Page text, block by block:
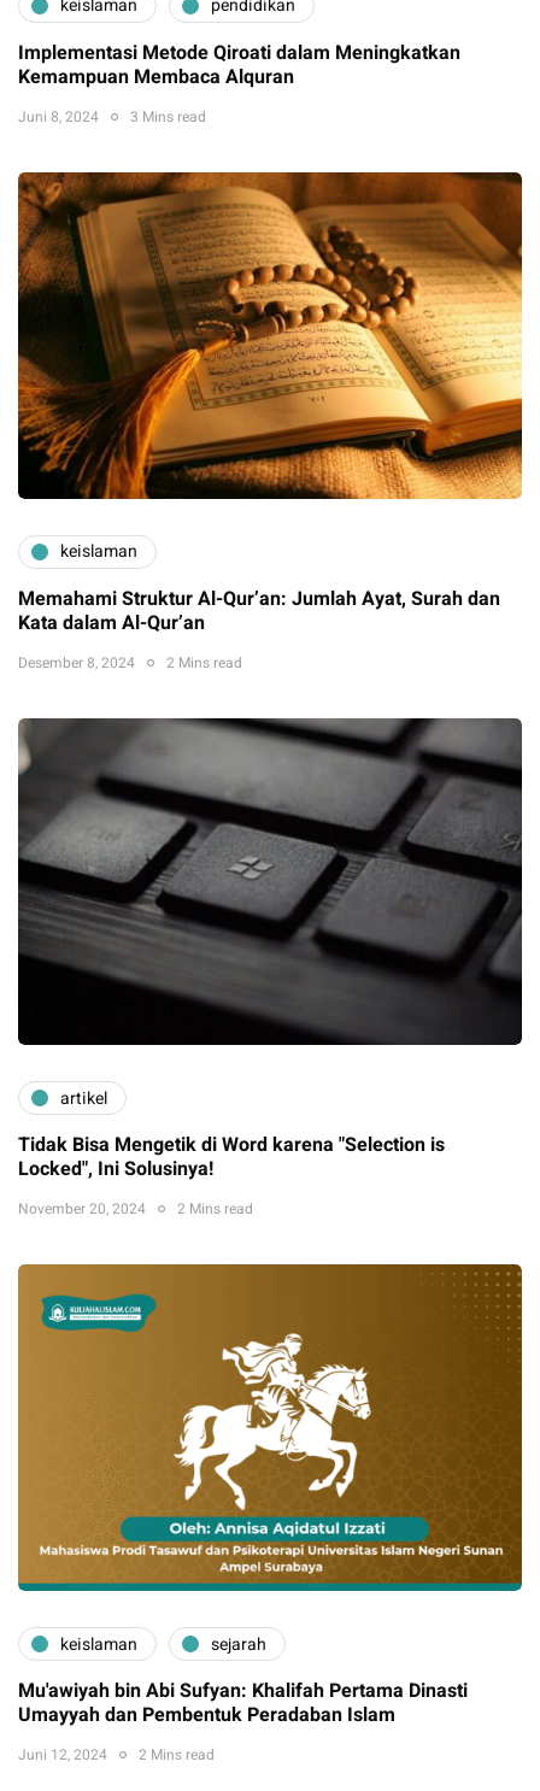
keislaman pendidikan
Implementasi Metode Qiroati dalam Meningkatkan
Kemampuan Membaca Alquran
Juni 8, 2024 3 Mins read
keislaman
Memahami Struktur Al-Qur’an: Jumlah Ayat, Surah dan
Kata dalam Al-Qur’an
Desember 8, 2024 2 Mins read
artikel
Tidak Bisa Mengetik di Word karena "Selection is
Locked", Ini Solusinya!
November 20, 2024 2 Mins read
keislaman sejarah
Mu'awiyah bin Abi Sufyan: Khalifah Pertama Dinasti
Umayyah dan Pembentuk Peradaban Islam
Juni 12, 2024 2 Mins read